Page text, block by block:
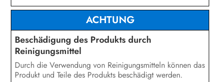
ACHTUNG
Beschädigung des Produkts durch
Reinigungsmittel
Durch die Verwendung von Reinigungsmitteln können das
Produkt und Teile des Produkts beschädigt werden.